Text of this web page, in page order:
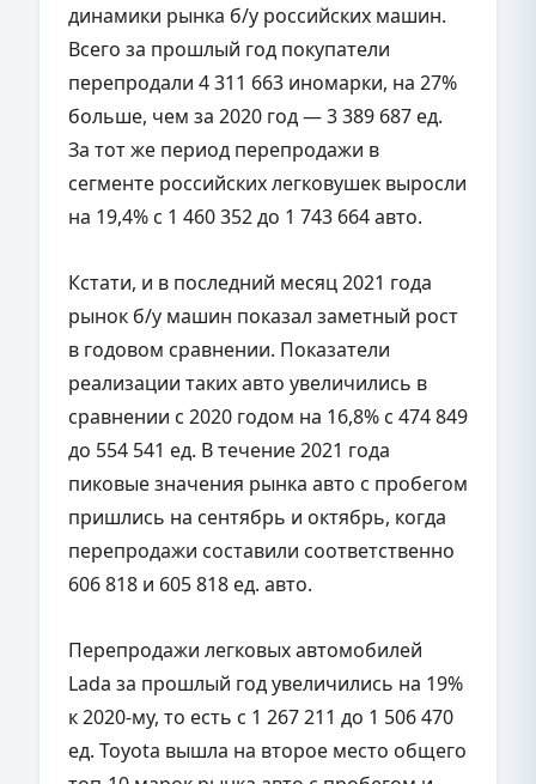
динамики рынка б/у российских машин.
Всего за прошлый год покупатели
перепродали 4 311 663 иномарки, на 27%
больше, чем за 2020 год — 3 389 687 ед.
За тот же период перепродажи в
сегменте российских легковушек выросли
на 19,4% с 1 460 352 до 1 743 664 авто.
Кстати, и в последний месяц 2021 года
рынок б/у машин показал заметный рост
в годовом сравнении. Показатели
реализации таких авто увеличились в
сравнении с 2020 годом на 16,8% с 474 849
до 554 541 ед. В течение 2021 года
пиковые значения рынка авто с пробегом
пришлись на сентябрь и октябрь, когда
перепродажи составили соответственно
606 818 и 605 818 ед. авто.
Перепродажи легковых автомобилей
Lada за прошлый год увеличились на 19%
к 2020-му, то есть с 1 267 211 до 1 506 470
ед. Toyota вышла на второе место общего